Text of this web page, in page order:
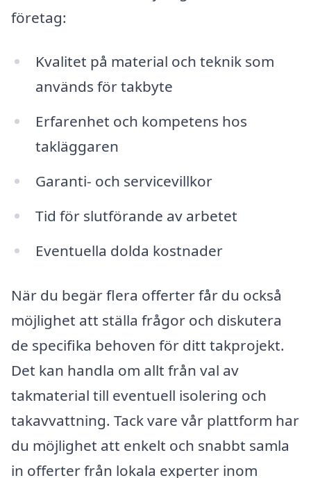
företag:
Kvalitet på material och teknik som
används för takbyte
Erfarenhet och kompetens hos
takläggaren
Garanti- och servicevillkor
Tid för slutförande av arbetet
Eventuella dolda kostnader
När du begär flera offerter får du också
möjlighet att ställa frågor och diskutera
de specifika behoven för ditt takprojekt.
Det kan handla om allt från val av
takmaterial till eventuell isolering och
takavvattning. Tack vare vår plattform har
du möjlighet att enkelt och snabbt samla
in offerter från lokala experter inom